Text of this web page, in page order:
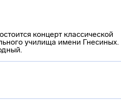
концерт классической
училища имени Гнесиных.